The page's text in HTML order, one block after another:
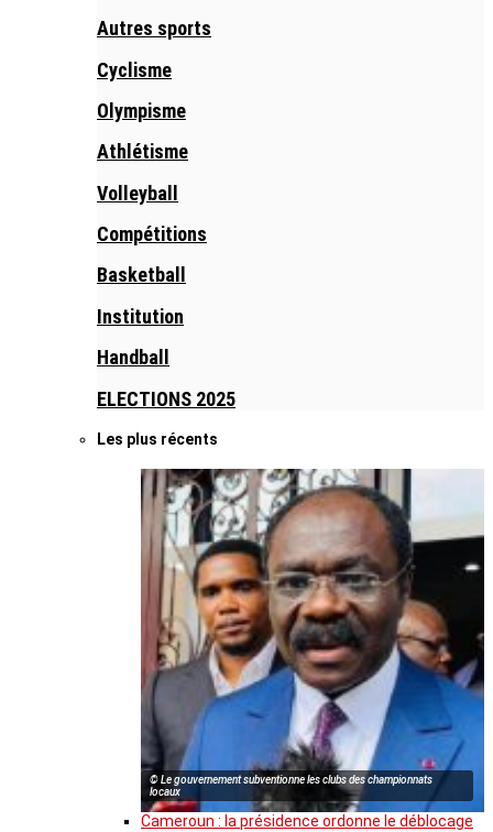
Autres sports
Cyclisme
Olympisme
Athlétisme
Volleyball
Compétitions
Basketball
Institution
Handball
ELECTIONS 2025
Les plus récents
© Le gouvernement subventionne les clubs des championnats
locaux
Cameroun : la présidence ordonne le déblocage